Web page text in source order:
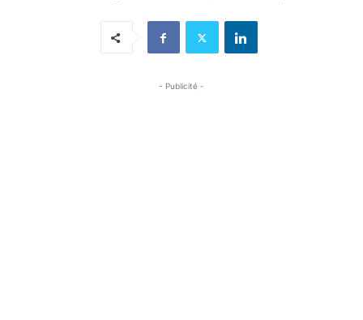
- Publicité -